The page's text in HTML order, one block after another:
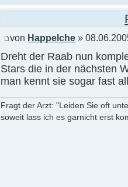
von Happelche »
Dreht der Raab nun
Stars die in der nächsten
man kennt sie sogar fast
Fragt der Arzt: "Leiden Sie oft
soweit lass ich es garnicht erst